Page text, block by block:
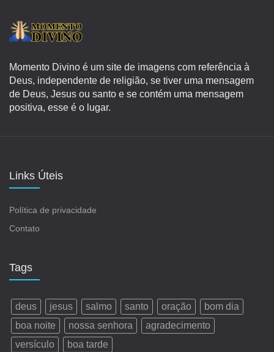
Momento Divino é um site de imagens com referência à
Deus, independente de religião, se tiver uma mensagem
de Deus, Jesus ou santo e se contém uma mensagem
positiva, esse é o lugar.
Links Úteis
Política de privacidade
Contato
Tags
deus jesus salmo santo oração
bom dia
boa noite
nossa senhora
agradecimento
versículo
boa tarde